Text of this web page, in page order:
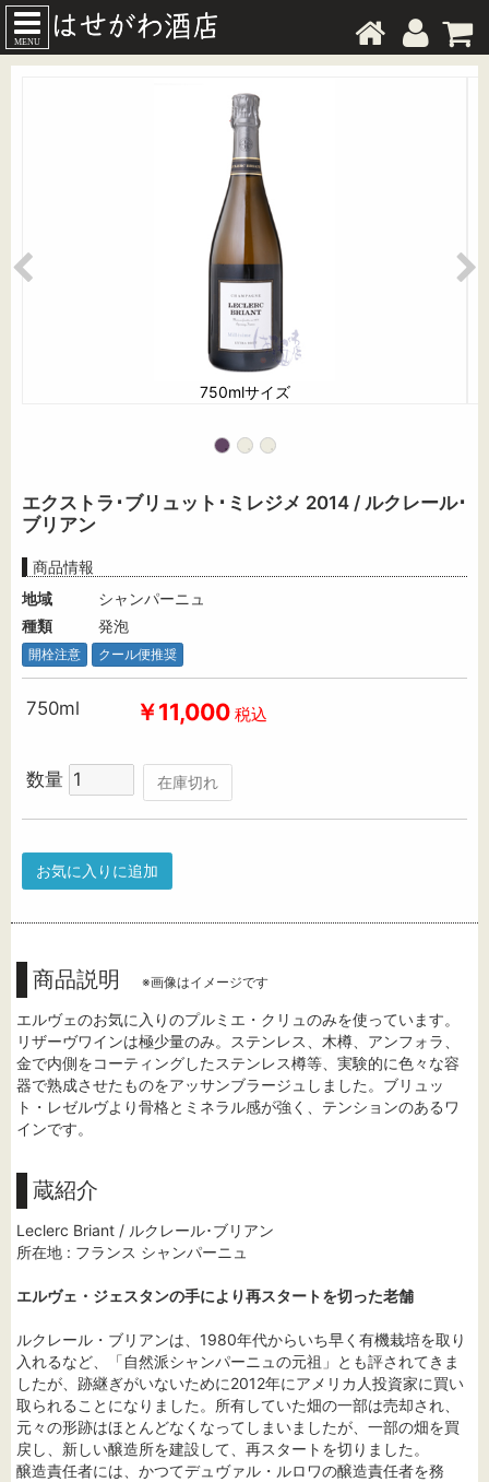
MENU
750mlサイズ
エクストラ･ブリュット･ミレジメ 2014 / ルクレール･
ブリアン
商品情報
地域
シャンパーニュ
種類
発泡
開栓注意 クール便推奨
750ml ￥11,000 税込
数量 在庫切れ
お気に入りに追加
商品説明 ※画像はイメージです
エルヴェのお気に入りのプルミエ・クリュのみを使っています。
リザーヴワインは極少量のみ。ステンレス、木樽、アンフォラ、
金で内側をコーティングしたステンレス樽等、実験的に色々な容
器で熟成させたものをアッサンブラージュしました。ブリュッ
ト・レゼルヴより骨格とミネラル感が強く、テンションのあるワ
インです。
蔵紹介
Leclerc Briant / ルクレール･ブリアン
所在地 : フランス シャンパーニュ
エルヴェ・ジェスタンの手により再スタートを切った老舗
ルクレール・ブリアンは、1980年代からいち早く有機栽培を取り
入れるなど、「自然派シャンパーニュの元祖」とも評されてきま
したが、跡継ぎがいないために2012年にアメリカ人投資家に買い
取られることになりました。所有していた畑の一部は売却され、
元々の形跡はほとんどなくなってしまいましたが、一部の畑を買
戻し、新しい醸造所を建設して、再スタートを切りました。
醸造責任者には、かつてデュヴァル・ルロワの醸造責任者を務